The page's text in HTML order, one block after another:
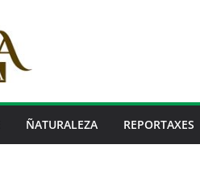
ÑATURALEZA REPORTAXES